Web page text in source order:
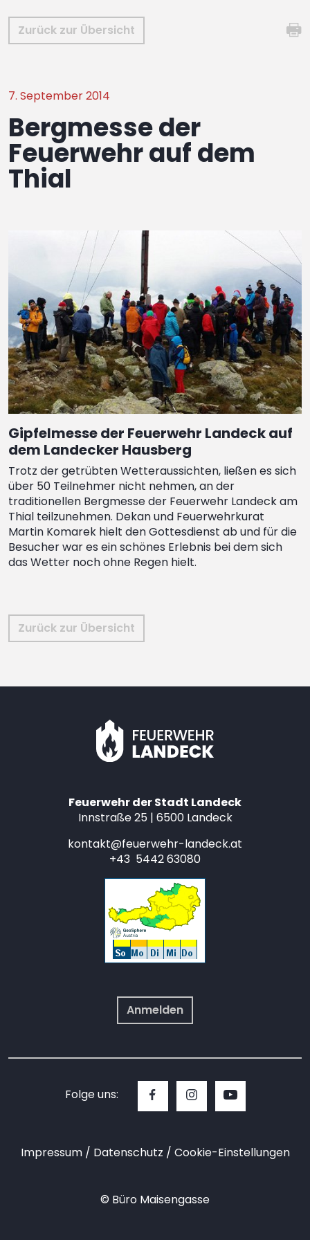
Zurück zur Übersicht
7. September 2014
Bergmesse der
Feuerwehr auf dem
Thial
Gipfelmesse der Feuerwehr Landeck auf
dem Landecker Hausberg
Trotz der getrübten Wetteraussichten, ließen es sich
über 50 Teilnehmer nicht nehmen, an der
traditionellen Bergmesse der Feuerwehr Landeck am
Thial teilzunehmen. Dekan und Feuerwehrkurat
Martin Komarek hielt den Gottesdienst ab und für die
Besucher war es ein schönes Erlebnis bei dem sich
das Wetter noch ohne Regen hielt.
Zurück zur Übersicht
Feuerwehr der Stadt Landeck
Innstraße 25 | 6500 Landeck
kontakt@feuerwehr-landeck.at
+43 5442 63080
Anmelden
Folge uns:
Impressum Datenschutz Cookie-Einstellungen
© Büro Maisengasse